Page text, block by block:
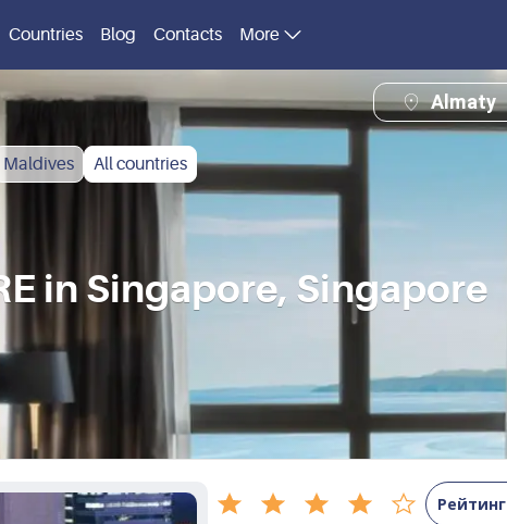
Countries Blog Contacts More
Almaty
Maldives All countries
in Singapore, Singapore
Рейтинг